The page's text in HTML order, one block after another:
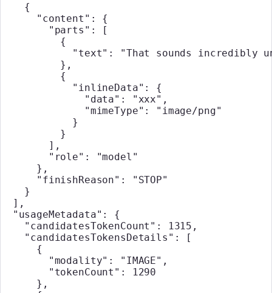
    {
      "content"
: {
        "parts"
: [
          {
            "text"
:
"That sounds incredibly
          },
          {
            "inlineData"
: {
              "data"
: "xxx" ,
              "mimeType"
:
"image/png"
            }
          }
        ],
        "role"
:
"model"
      },
      "finishReason"
:
"STOP"
    }
  ],
  "usageMetadata"
: {
    "candidatesTokenCount"
: 1315 ,
    "candidatesTokensDetails"
: [
      {
        "modality"
: "IMAGE" ,
        "tokenCount"
:
1290
      },